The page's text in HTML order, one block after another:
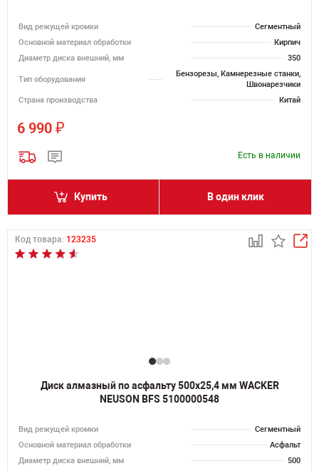
Вид режущей кромки
Сегментный
Основной материал обработки
Кирпич
Диаметр диска внешний, мм
350
Тип оборудования
Бензорезы, Камнерезные станки,
Швонарезчики
Страна производства
Китай
6 990 ₽
Есть в наличии
Купить В один клик
Код товара: 123235
Диск алмазный по асфальту 500х25,4 мм WACKER
NEUSON BFS 5100000548
Вид режущей кромки
Сегментный
Основной материал обработки
Асфальт
Диаметр диска внешний, мм
500